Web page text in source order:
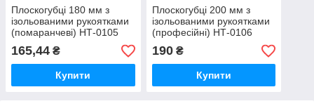
Плоскогубці 180 мм з
ізольованими рукоятками
(помаранчеві) НТ-0105
165,44 ₴
Купити
Плоскогубці 200 мм з
ізольованими рукоятками
(професійні) НТ-0106
190₴
Купити